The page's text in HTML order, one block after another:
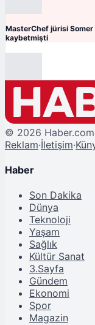
MasterChef jürisi Somer
kaybetmişti
© 2026 Haber.com
Reklam·İletişim·
Haber
Son Dakika
Dünya
Teknoloji
Yaşam
Sağlık
Kültür Sanat
3.Sayfa
Gündem
Ekonomi
Spor
Magazin